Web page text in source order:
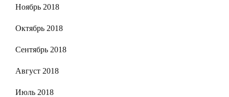
Ноябрь 2018
Октябрь 2018
Сентябрь 2018
Август 2018
Июль 2018